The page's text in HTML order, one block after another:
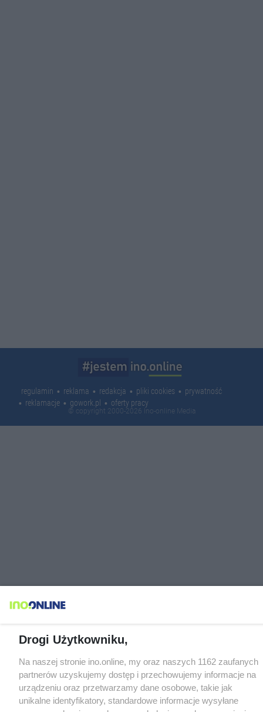
regulamin reklama redakcja pliki cookies
prywatność
reklamacje
gowork.pl oferty pracy
© copyright 2000-2026 Ino-online Media
Drogi Użytkowniku,
Na naszej stronie ino.online, my oraz naszych 1162 zaufanych
partnerów uzyskujemy dostęp i przechowujemy informacje na
urządzeniu oraz przetwarzamy dane osobowe, takie jak
unikalne identyfikatory, standardowe informacje wysyłane